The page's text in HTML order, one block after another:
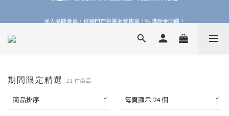
期間限定精選 21 件商品
商品排序 每頁顯示 24 個